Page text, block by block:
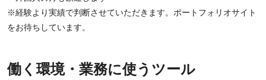
※経験より実績で判断させていただきます。ポートフォリオサイト
をお待ちしています。
働く環境・業務に使うツール